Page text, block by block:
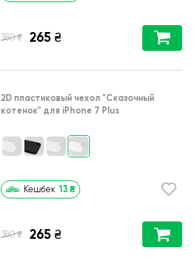
380 ₴ 265 ₴
2D пластиковый чехол "Сказочный
котенок" для iPhone 7 Plus
Кешбек 13 ₴
380 ₴ 265 ₴